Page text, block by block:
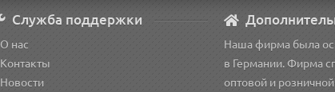
Служба поддержки
О нас
Контакты
Новости
Наша фирма была
в Германии. Фирма
оптовой и